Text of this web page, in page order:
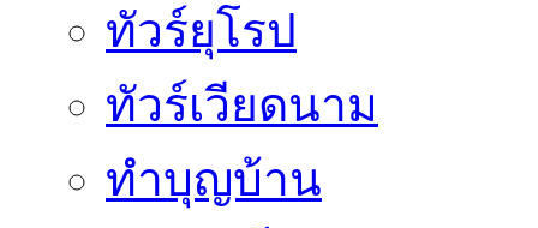
ทัวร์ยุโรป
ทัวร์เวียดนาม
ทำบุญบ้าน